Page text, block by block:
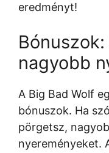
eredményt!
nagyobb
A Big Bad Wolf
bónuszok. Ha
pörgetsz,
nyereményeket.